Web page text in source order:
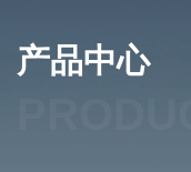
产品中心